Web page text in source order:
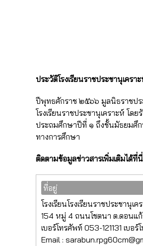
ประวัติโรงเรียนราชประชานุเคร
ปีพุทธศักราช ๒๕๖๖ มูลนิธราชปร
โรงเรียนราชประชานุเคราะห์ โ
ประถมศึกษาปีที่ ๑ ถึงชั้นมัธยมศึก
ทางการศึกษา
ติดตามข้อมูลข่าวสารเพิ่มเติมได้ที่นี่
ที่อยู่
โรงเรียนโรงเรียนราชประชานุเ
154 หมู่ 4 ถนนโชตนา ต.ดอนแก้
เบอร์โทรศัพท์ 053-121131 เบอร์
Email :